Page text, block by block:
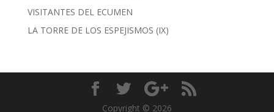
VISITANTES DEL ECUMEN
LA TORRE DE LOS ESPEJISMOS (IX)
Copyright © 2026